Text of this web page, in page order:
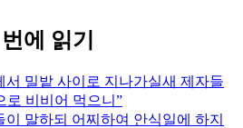
에 읽기
서 밀밭 사이로 지나가실새 제자들
로 비비어 먹으니
이 말하되 어찌하여 안식일에 하지